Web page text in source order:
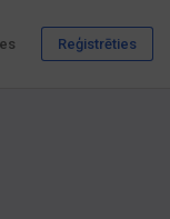
Reģistrēties